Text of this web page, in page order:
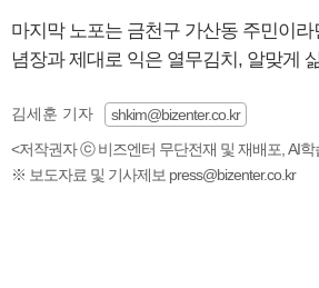
마지막 노포는 금천구 가산동 주민이
념장과 제대로 익은 열무김치, 알맞게
김세훈 기자
shkim@bizenter.co.kr
<저작권자 ⓒ 비즈엔터 무단전재 및 재배포, AI학
※ 보도자료 및 기사제보 press@bizenter.co.kr